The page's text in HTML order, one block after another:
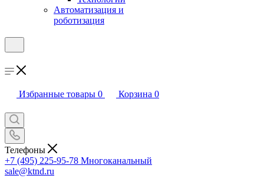
Автоматизация и
роботизация
Избранные товары 0 Корзина 0
Телефоны
+7 (495) 225-95-78 Многоканальный
sale@ktnd.ru